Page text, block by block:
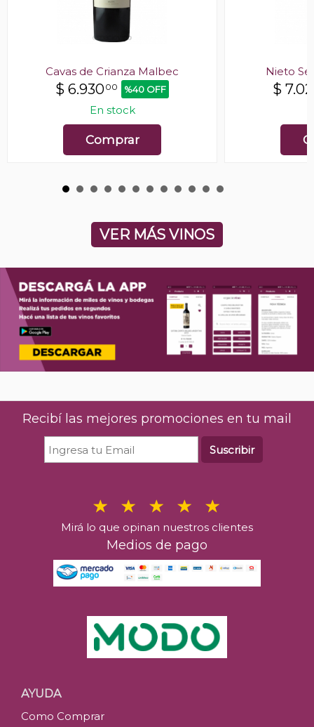
Cavas de Crianza Malbec
$ 6.93000 %40 OFF
En stock
Comprar
Nieto
$
VER MÁS VINOS
Recibí las mejores promociones en tu mail
Suscribir
Mirá lo que opinan nuestros clientes
Medios de pago
AYUDA
Como Comprar